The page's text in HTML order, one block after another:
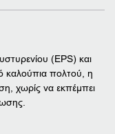
(EPS) και
καλούπια πολτού, η
χωρίς να εκπέμπει